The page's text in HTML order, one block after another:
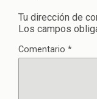
Tu dirección de
Los campos
Comentario *